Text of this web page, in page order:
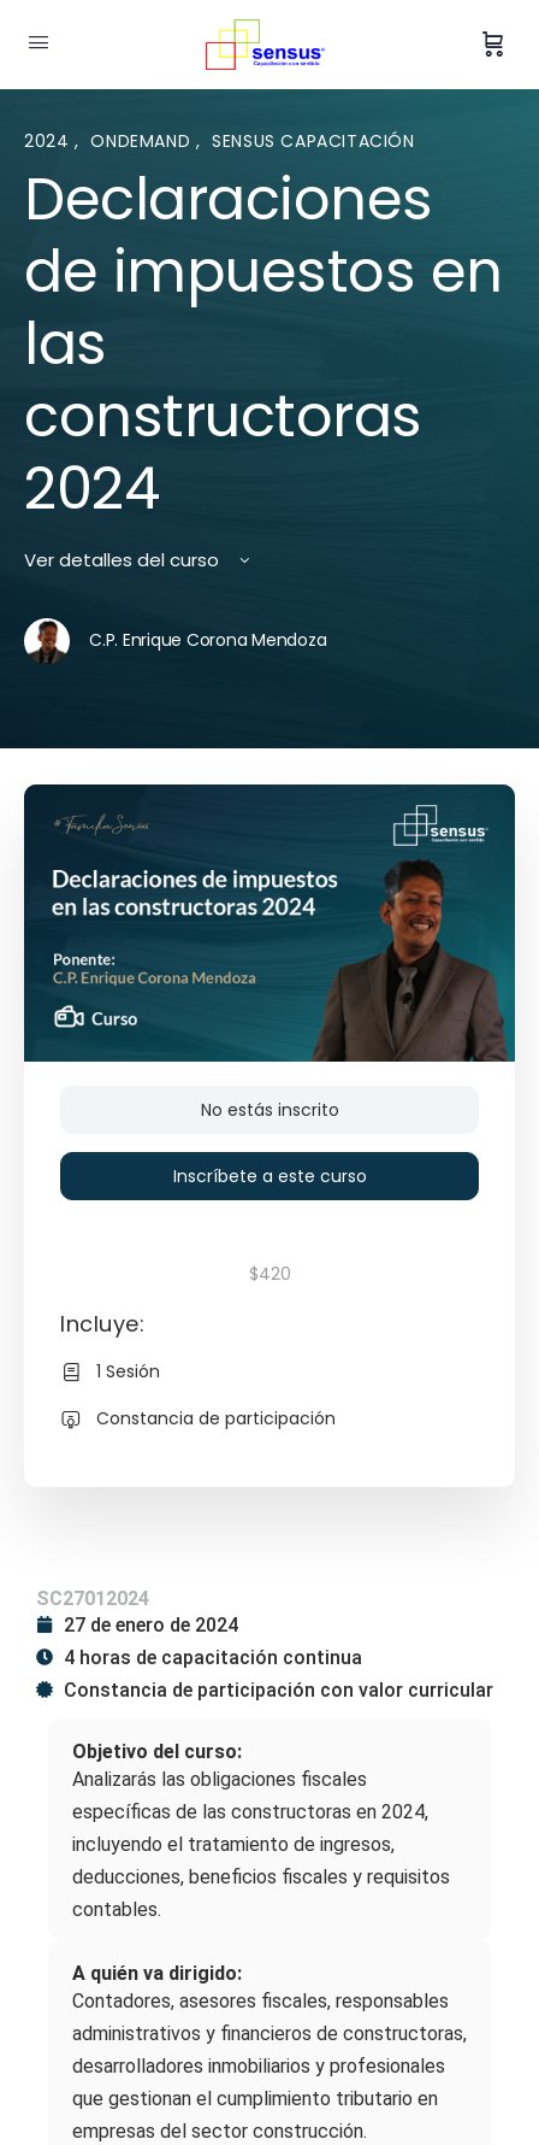
2024, ONDEMAND , SENSUS CAPACITACIÓN
Declaraciones
de impuestos en
las
constructoras
2024
Ver detalles del curso
C.P. Enrique Corona Mendoza
SC27012024
27 de enero de 2024
4 horas de capacitación continua
Constancia de participación con valor curricular
Objetivo del curso:
Analizarás las obligaciones fiscales
específicas de las constructoras en 2024,
incluyendo el tratamiento de ingresos,
deducciones, beneficios fiscales y requisitos
contables.
A quién va dirigido:
Contadores, asesores fiscales, responsables
administrativos y financieros de constructoras,
desarrolladores inmobiliarios y profesionales
que gestionan el cumplimiento tributario en
empresas del sector construcción.
No estás inscrito
Inscríbete a este curso
$420
Incluye:
1 Sesión
Constancia de participación